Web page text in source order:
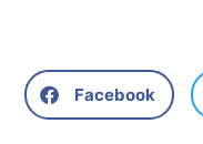
Facebook